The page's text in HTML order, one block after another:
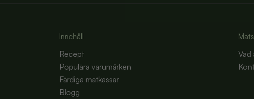
Innehåll
Recept
Populära varumärken
Färdiga matkassar
Blogg
Vad